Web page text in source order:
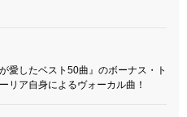
愛したベスト50曲』のボーナス・ト
リア自身によるヴォーカル曲！